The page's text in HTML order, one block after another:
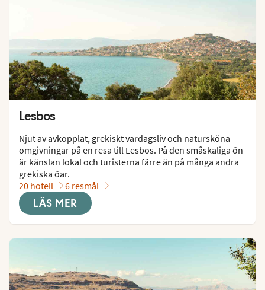
Lesbos
Njut av avkopplat, grekiskt vardagsliv och natursköna
omgivningar på en resa till Lesbos. På den småskaliga ön
är känslan lokal och turisterna färre än på många andra
grekiska öar.
20 hotell
6 resmål
LÄS MER